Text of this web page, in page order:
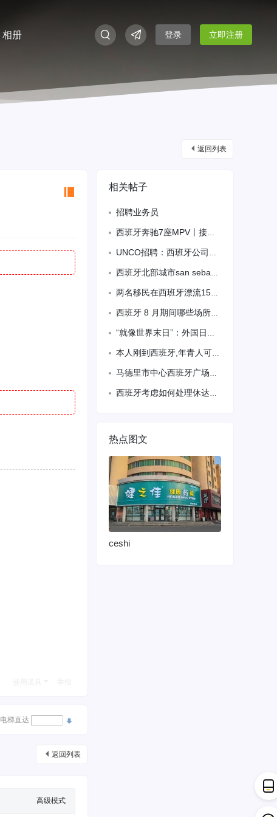
相册 登录 立即注册
返回列表
电梯直达
返回列表
高级模式
相关帖子
招聘业务员
西班牙奔驰7座MPV丨接送丨小型搬家丨跑腿送物丨包车
UNCO招聘：西班牙公司人事行政岗(1名）
西班牙北部城市san sebastian 理发店兼美甲店 店租便宜 中心街道 多年老店 因本人要回国 现在转让 有意请加微信x546118714联系 价格面仪
两名移民在西班牙漂流15天后获救，估计数十人死亡
西班牙 8 月期间哪些场所关闭，哪些场所开放？
“就像世界末日”：外国日食追逐者涌向西班牙
本人刚到西班牙,年青人可以吃苦耐劳的，做什么工作都可。我会认真学，希望有缘老板请
马德里市中心西班牙广场附近地铁口50米带阳台夫妻房间和单人房间出租.有上下搭铺出
西班牙考虑如何处理休达大规模穿越后的儿童移民
热点图文
ceshi